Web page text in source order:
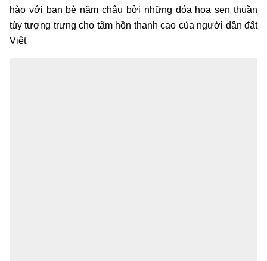
hào với bạn bè năm châu bởi những đóa hoa sen thuần
túy tượng trưng cho tâm hồn thanh cao của người dân đất
Việt